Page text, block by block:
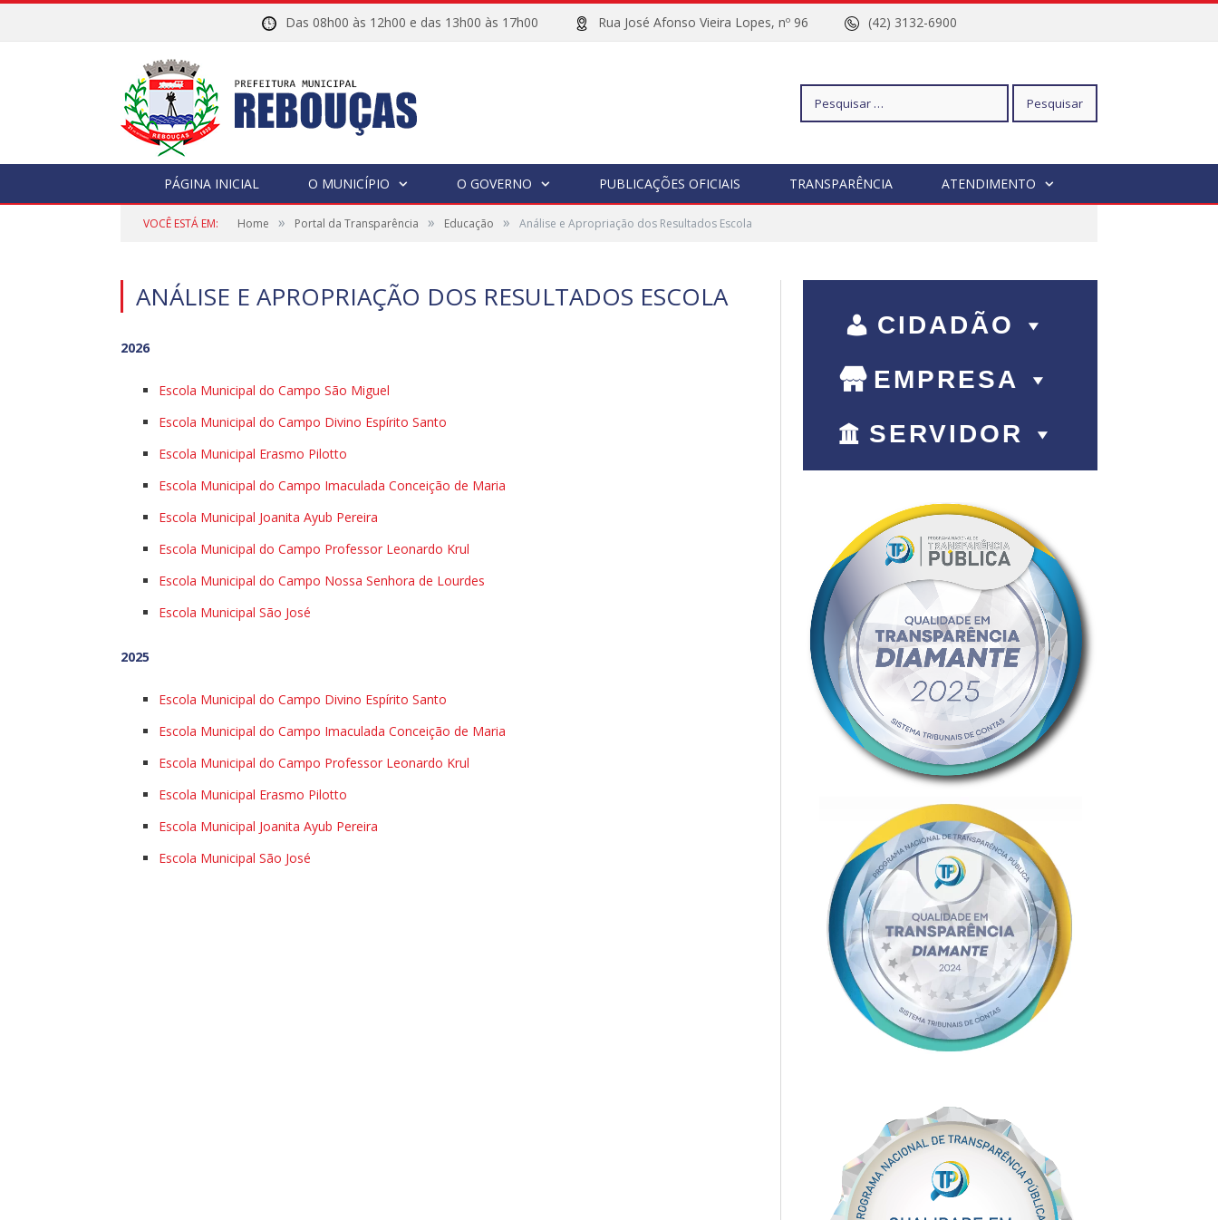
Das 08h00 às 12h00 e das 13h00 às 17h00 Rua José Afonso Vieira Lopes, nº 96 (42) 3132-6900
Pesquisar
PÁGINA INICIAL O MUNICÍPIO O GOVERNO PUBLICAÇÕES OFICIAIS TRANSPARÊNCIA ATENDIMENTO
VOCÊ ESTÁ EM: Home » Portal da Transparência » Educação » Análise e Apropriação dos Resultados Escola
ANÁLISE E APROPRIAÇÃO DOS RESULTADOS ESCOLA
2026
Escola Municipal do Campo São Miguel
Escola Municipal do Campo Divino Espírito Santo
Escola Municipal Erasmo Pilotto
Escola Municipal do Campo Imaculada Conceição de Maria
Escola Municipal Joanita Ayub Pereira
Escola Municipal do Campo Professor Leonardo Krul
Escola Municipal do Campo Nossa Senhora de Lourdes
Escola Municipal São José
2025
Escola Municipal do Campo Divino Espírito Santo
Escola Municipal do Campo Imaculada Conceição de Maria
Escola Municipal do Campo Professor Leonardo Krul
Escola Municipal Erasmo Pilotto
Escola Municipal Joanita Ayub Pereira
Escola Municipal São José
CIDADÃO
EMPRESA
SERVIDOR